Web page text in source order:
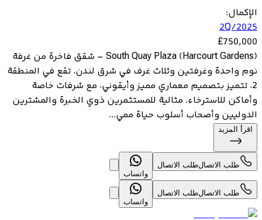
الإكمال:
2Q/2025
£750,000
South Quay Plaza (Harcourt Gardens) – شقق فاخرة من غرفة
نوم واحدة وغرفتين وثلاث غرف في شرق لندن. تقع في المنطقة
2، تتميز بتصميم معماري مميز وأيقوني، مع شرفات خاصة
وأماكن للاسترخاء. مثالية للمستثمرين ذوي الخبرة والمشترين
الدوليين وأصحاب أسلوب حياة ممي...
اقرأ المزيد
طلب الاتصالطلب الاتصال
واتساب
طلب الاتصالطلب الاتصال
واتساب